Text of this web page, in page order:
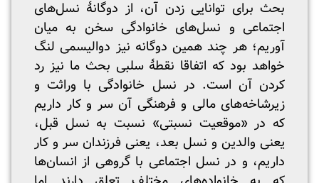
بحث برای توانایی زدن آن، از دوگانۀ نسل‌های
اجتماعی و نسل‌های خانوادگی سخن به میان
آوریم؛ هر چند همین دوگانه نیز دوالیسمی لنگ
خواهد بود که اتفاقا نقطۀ سلبی بحث ما نیز رد
کردن آن است. در نسل خانوادگی با وراثت و
زیرشاخه‌های مالی و فرهنگی آن سر و کار داریم
که در «موقعیت نسبتی» نسبت به نسل قبل،
یعنی والدین و نسل بعد، یعنی فرزندان سر و کار
داریم، و در نسل اجتماعی با گروهی از انسان‌ها